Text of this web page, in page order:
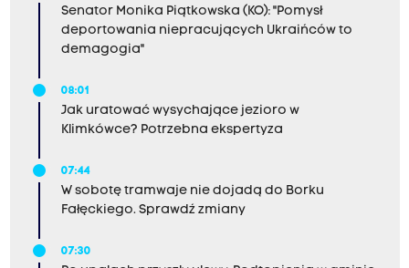
Senator Monika Piątkowska (KO): "Pomysł
deportowania niepracujących Ukraińców to
demagogia"
08:01
Jak uratować wysychające jezioro w
Klimkówce? Potrzebna ekspertyza
07:44
W sobotę tramwaje nie dojadą do Borku
Fałęckiego. Sprawdź zmiany
07:30